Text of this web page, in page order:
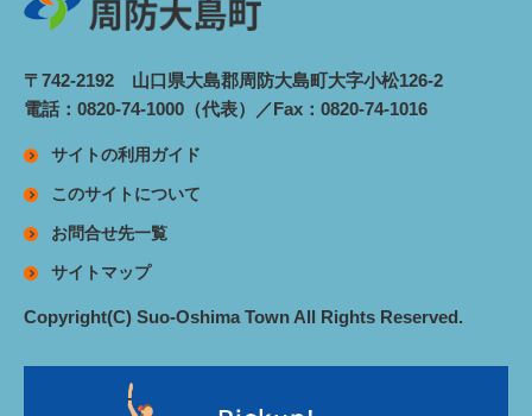
〒742-2192 山口県大島郡周防大島町大字小松126-2
電話：0820-74-1000（代表）／Fax：0820-74-1016
サイトの利用ガイド
このサイトについて
お問合せ先一覧
サイトマップ
Copyright(C) Suo-Oshima Town All Rights Reserved.